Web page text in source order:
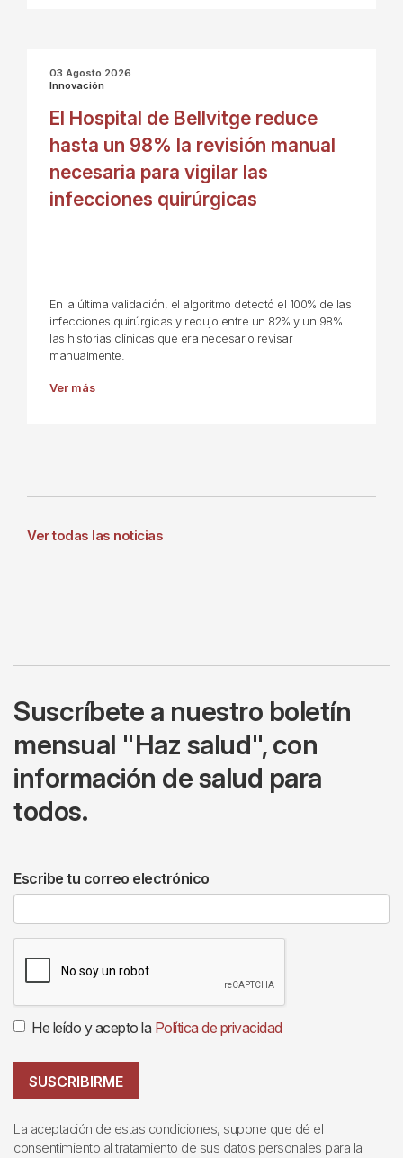
03 Agosto 2026
Innovación
El Hospital de Bellvitge reduce
hasta un 98% la revisión manual
necesaria para vigilar las
infecciones quirúrgicas
En la última validación, el algoritmo detectó el 100% de las
infecciones quirúrgicas y redujo entre un 82% y un 98%
las historias clínicas que era necesario revisar
manualmente.
Ver más
Ver todas las noticias
Suscríbete a nuestro boletín
mensual "Haz salud", con
información de salud para
todos.
Escribe tu correo electrónico
He leído y acepto la Política de privacidad
SUSCRIBIRME
La aceptación de estas condiciones, supone que dé el
consentimiento al tratamiento de sus datos personales para la